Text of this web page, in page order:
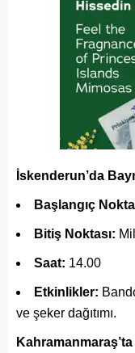
İskenderun’da
Başlangıç
Bitiş Noktası:
Saat: 14.00
Etkinlikler:
ve şeker dağıtımı.